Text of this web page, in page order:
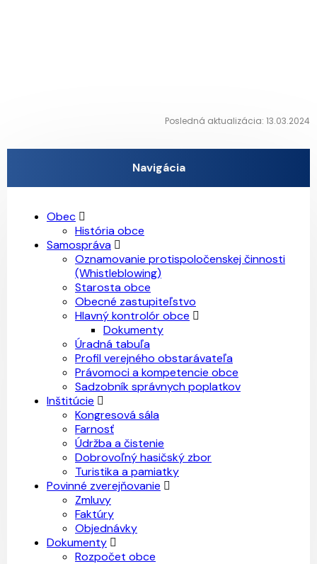
Posledná aktualizácia: 13.03.2024
Navigácia
Obec
História obce
Samospráva
Oznamovanie protispoločenskej činnosti
(Whistleblowing)
Starosta obce
Obecné zastupiteľstvo
Hlavný kontrolór obce
Dokumenty
Úradná tabuľa
Profil verejného obstarávateľa
Právomoci a kompetencie obce
Sadzobník správnych poplatkov
Inštitúcie
Kongresová sála
Farnosť
Údržba a čistenie
Dobrovoľný hasičský zbor
Turistika a pamiatky
Povinné zverejňovanie
Zmluvy
Faktúry
Objednávky
Dokumenty
Rozpočet obce